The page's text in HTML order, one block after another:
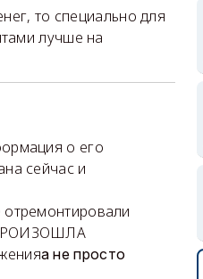
то специально для
лучше на
о его
сейчас и
ПРОИЗОШЛА
а не просто